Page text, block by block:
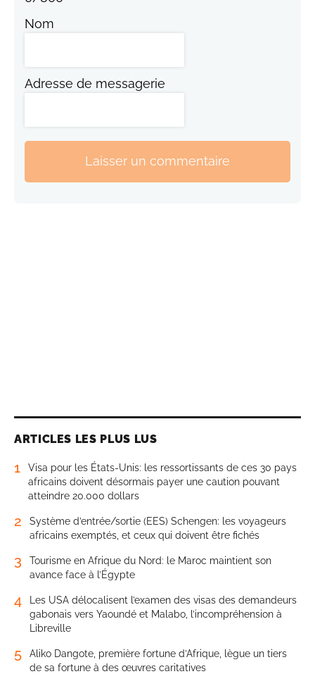
Nom
Adresse de messagerie
Laisser un commentaire
ARTICLES LES PLUS LUS
1
Visa pour les États-Unis: les ressortissants de ces 30 pays
africains doivent désormais payer une caution pouvant
atteindre 20.000 dollars
2
Système d’entrée/sortie (EES) Schengen: les voyageurs
africains exemptés, et ceux qui doivent être fichés
3
Tourisme en Afrique du Nord: le Maroc maintient son
avance face à l’Égypte
4
Les USA délocalisent l’examen des visas des demandeurs
gabonais vers Yaoundé et Malabo, l’incompréhension à
Libreville
5
Aliko Dangote, première fortune d’Afrique, lègue un tiers
de sa fortune à des œuvres caritatives